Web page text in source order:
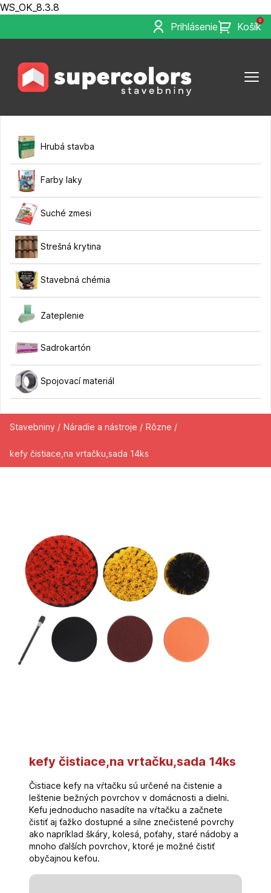
WS_OK_8.3.8
Prihlásenie
0
Košík
Hrubá stavba
Farby laky
Suché zmesi
Strešná krytina
Stavebná chémia
Zateplenie
Sadrokartón
Spojovací materiál
Stavebniny / Náradie a nástroje / Rôzne /
kefy čistiace,na vrtačku,sada 14ks
kefy čistiace,na vrtačku,sada 14ks
Čistiace kefy na vŕtačku sú určené na čistenie a
leštenie bežných povrchov v domácnosti a dielni.
Kefu jednoducho nasadíte na vŕtačku a začnete
čistiť aj ťažko dostupné a silne znečistené povrchy
ako napríklad škáry, kolesá, poťahy, staré nádoby a
mnoho ďalších povrchov, ktoré je možné čistiť
obyčajnou kefou.